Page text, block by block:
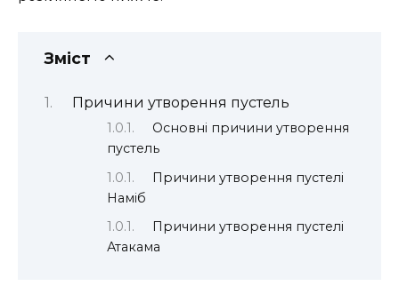
Зміст
Причини утворення пустель
Основні причини утворення
пустель
Причини утворення пустелі
Наміб
Причини утворення пустелі
Атакама